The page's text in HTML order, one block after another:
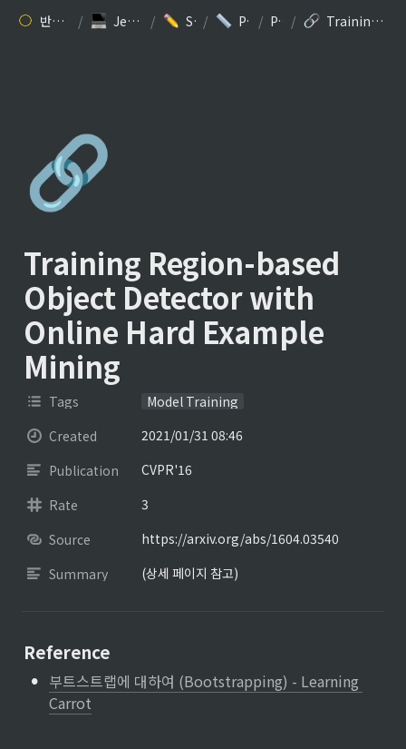
반갑습니다. 김찬규입니다. / Jesse Kim’s 개발 블로그 / Study: ML/DL/ Paper Review / Papers / Training Region-based Object Detector with Online Hard Example Mining
🔗
Training Region-based
Object Detector with
Online Hard Example
Mining
Tags
Model Training
Created
2021/01/31 08:46
Publication
CVPR'16
Rate
3
Source
https://arxiv.org/abs/1604.03540
Summary
(상세 페이지 참고)
Reference
• 부트스트랩에 대하여 (Bootstrapping) - Learning
Carrot